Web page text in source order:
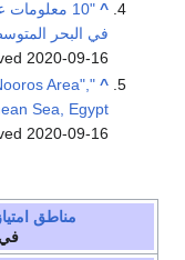
^
"10
في البحر
2020-09-16
^
Area",
Sea, Egypt"
2020-09-16
مناطق امتياز
في